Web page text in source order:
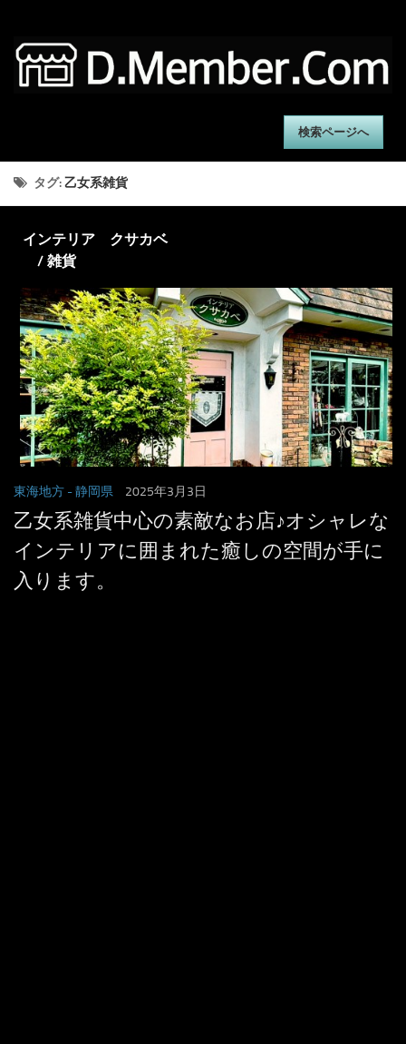
検索ページへ
タグ:乙女系雑貨
インテリア クサカベ
/ 雑貨
東海地方 - 静岡県 2025年3月3日
乙女系雑貨中心の素敵なお店♪オシャレな
インテリアに囲まれた癒しの空間が手に
入ります。